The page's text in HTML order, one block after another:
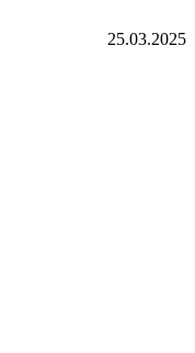
25.03.2025